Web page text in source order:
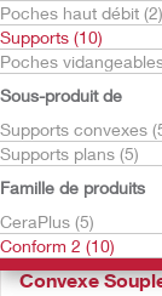
Poches haut débit (2)
Supports (10)
Poches
Sous-produit de
Supports convexes
Supports plans (5)
Famille de produits
CeraPlus (5)
Conform 2 (10)
Conform 2™
CeraPlus™
Convexe